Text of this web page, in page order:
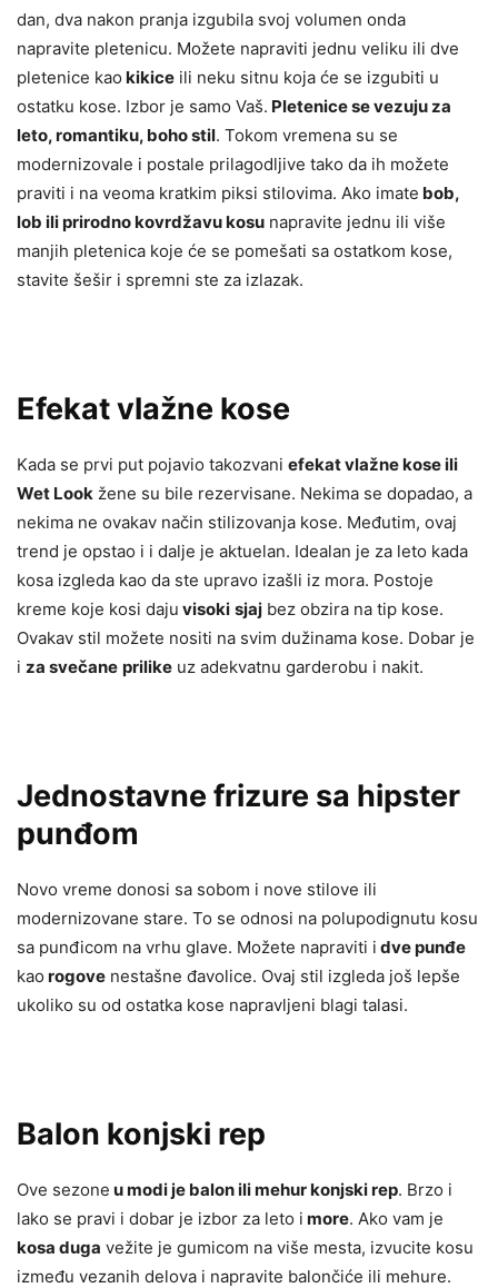
dan, dva nakon pranja izgubila svoj volumen onda
napravite pletenicu. Možete napraviti jednu veliku ili dve
pletenice kao kikice ili neku sitnu koja će se izgubiti u
ostatku kose. Izbor je samo Vaš. Pletenice se vezuju za
leto, romantiku, boho stil. Tokom vremena su se
modernizovale i postale prilagodljive tako da ih možete
praviti i na veoma kratkim piksi stilovima. Ako imate bob,
lob ili prirodno kovrdžavu kosu napravite jednu ili više
manjih pletenica koje će se pomešati sa ostatkom kose,
stavite šešir i spremni ste za izlazak.
Efekat vlažne kose
Kada se prvi put pojavio takozvani efekat vlažne kose ili
Wet Look žene su bile rezervisane. Nekima se dopadao, a
nekima ne ovakav način stilizovanja kose. Međutim, ovaj
trend je opstao i i dalje je aktuelan. Idealan je za leto kada
kosa izgleda kao da ste upravo izašli iz mora. Postoje
kreme koje kosi daju visoki sjaj bez obzira na tip kose.
Ovakav stil možete nositi na svim dužinama kose. Dobar je
i za svečane prilike uz adekvatnu garderobu i nakit.
Jednostavne frizure sa hipster
punđom
Novo vreme donosi sa sobom i nove stilove ili
modernizovane stare. To se odnosi na polupodignutu kosu
sa punđicom na vrhu glave. Možete napraviti i dve punđe
kao rogove nestašne đavolice. Ovaj stil izgleda još lepše
ukoliko su od ostatka kose napravljeni blagi talasi.
Balon konjski rep
Ove sezone u modi je balon ili mehur konjski rep. Brzo i
lako se pravi i dobar je izbor za leto i more. Ako vam je
kosa duga vežite je gumicom na više mesta, izvucite kosu
između vezanih delova i napravite balončiće ili mehure.